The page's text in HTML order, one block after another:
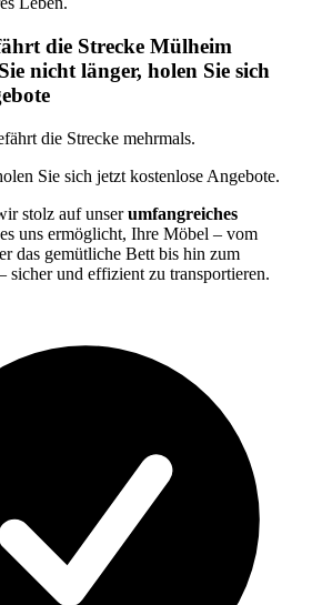
die Strecke Mülheim
nicht länger, holen Sie sich
die Strecke mehrmals.
Sie sich jetzt kostenlose Angebote.
stolz auf unserumfangreiches
uns ermöglicht, Ihre Möbel – vom
das gemütliche Bett bis hin zum
sicher und effizient zu transportieren.